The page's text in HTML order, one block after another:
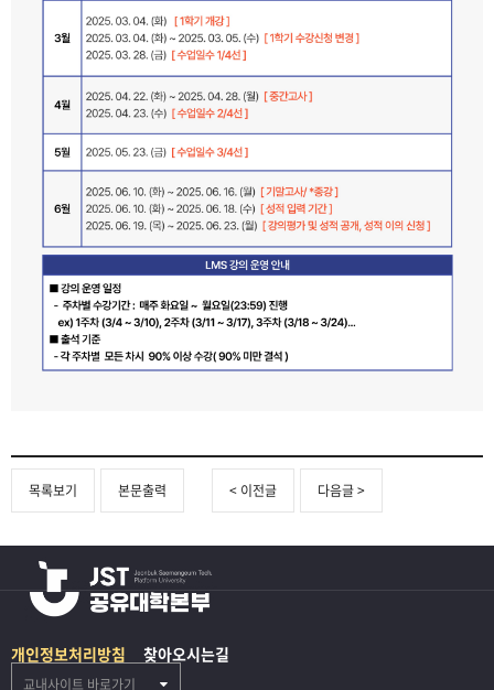
목록보기 본문출력 < 이전글 다음글 >
개인정보처리방침 찾아오시는길
교내사이트 바로가기